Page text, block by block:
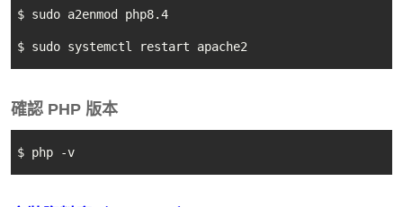
$ sudo a2enmod php8.4
$ sudo systemctl restart apache2
確認 PHP 版本
$ php -v